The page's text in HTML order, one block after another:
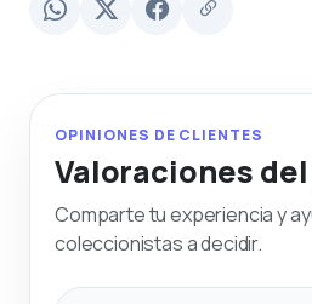
OPINIONES DE CLIENTES
Valoraciones
Comparte tu experiencia y
coleccionistas a decidir.